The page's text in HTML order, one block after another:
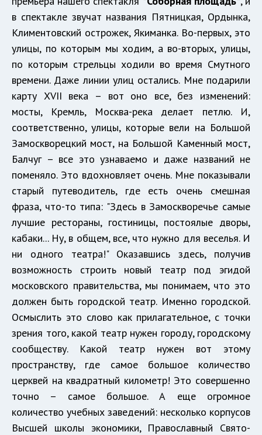
в спектакле звучат названия Пятницкая, Ордынка,
Климентовский острожек, Якиманка. Во-первых, это
улицы, по которым мы ходим, а во-вторых, улицы,
по которым стрельцы ходили во время Смутного
времени. Даже линии улиц остались. Мне подарили
карту XVII века – вот оно все, без изменений:
мосты, Кремль, Москва-река делает петлю. И,
соответственно, улицы, которые вели на Большой
Замоскворецкий мост, на Большой Каменный мост,
Балчуг – все это узнаваемо и даже названий не
поменяло. Это вдохновляет очень. Мне показывали
старый путеводитель, где есть очень смешная
фраза, что-то типа: "Здесь в Замоскворечье самые
лучшие рестораны, гостиницы, постоялые дворы,
кабаки... Ну, в общем, все, что нужно для веселья. И
ни одного театра!" Оказавшись здесь, получив
возможность строить новый театр под эгидой
московского правительства, мы понимаем, что это
должен быть городской театр. Именно городской.
Осмыслить это слово как прилагательное, с точки
зрения того, какой театр нужен городу, городскому
сообществу. Какой театр нужен вот этому
пространству, где самое большое количество
церквей на квадратный километр! Это совершенно
точно – самое большое. А еще огромное
количество учебных заведений: несколько корпусов
Высшей школы экономики, Православный Свято-